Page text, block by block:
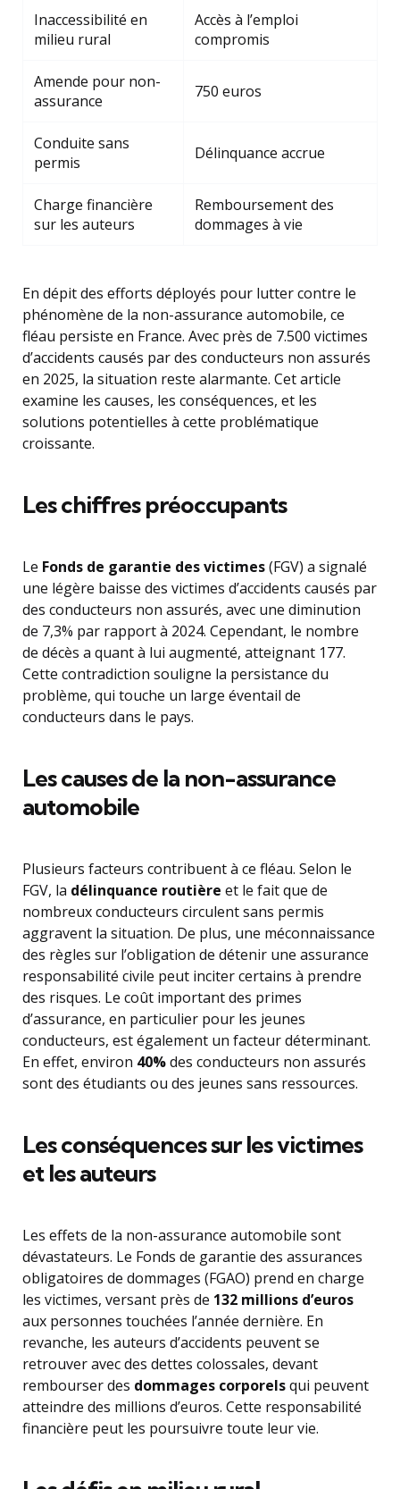
Inaccessibilité en
milieu rural
Accès à l’emploi
compromis
Amende pour non-
assurance
750 euros
Conduite sans
permis
Délinquance accrue
Charge financière
sur les auteurs
Remboursement des
dommages à vie
En dépit des efforts déployés pour lutter contre le
phénomène de la non-assurance automobile, ce
fléau persiste en France. Avec près de 7.500 victimes
d’accidents causés par des conducteurs non assurés
en 2025, la situation reste alarmante. Cet article
examine les causes, les conséquences, et les
solutions potentielles à cette problématique
croissante.
Les chiffres préoccupants
Le Fonds de garantie des victimes(FGV) a signalé
une légère baisse des victimes d’accidents causés par
des conducteurs non assurés, avec une diminution
de 7,3% par rapport à 2024. Cependant, le nombre
de décès a quant à lui augmenté, atteignant 177.
Cette contradiction souligne la persistance du
problème, qui touche un large éventail de
conducteurs dans le pays.
Les causes de la non-assurance
automobile
Plusieurs facteurs contribuent à ce fléau. Selon le
FGV, la délinquance routière et le fait que de
nombreux conducteurs circulent sans permis
aggravent la situation. De plus, une méconnaissance
des règles sur l’obligation de détenir une assurance
responsabilité civile peut inciter certains à prendre
des risques. Le coût important des primes
d’assurance, en particulier pour les jeunes
conducteurs, est également un facteur déterminant.
En effet, environ 40%des conducteurs non assurés
sont des étudiants ou des jeunes sans ressources.
Les conséquences sur les victimes
et les auteurs
Les effets de la non-assurance automobile sont
dévastateurs. Le Fonds de garantie des assurances
obligatoires de dommages (FGAO) prend en charge
les victimes, versant près de 132 millions d’euros
aux personnes touchées l’année dernière. En
revanche, les auteurs d’accidents peuvent se
retrouver avec des dettes colossales, devant
rembourser des dommages corporelsqui peuvent
atteindre des millions d’euros. Cette responsabilité
financière peut les poursuivre toute leur vie.